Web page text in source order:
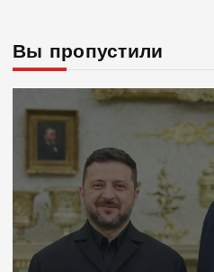
Вы пропустили